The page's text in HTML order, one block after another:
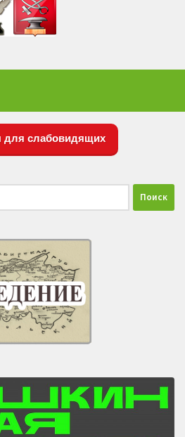
для слабовидящих